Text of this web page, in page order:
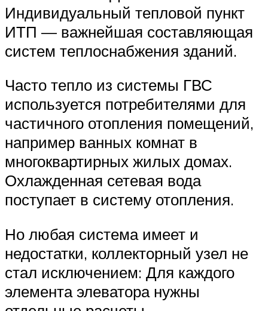
Индивидуальный тепловой пункт
ИТП — важнейшая составляющая
систем теплоснабжения зданий.
Часто тепло из системы ГВС
используется потребителями для
частичного отопления помещений,
например ванных комнат в
многоквартирных жилых домах.
Охлажденная сетевая вода
поступает в систему отопления.
Но любая система имеет и
недостатки, коллекторный узел не
стал исключением: Для каждого
элемента элеватора нужны